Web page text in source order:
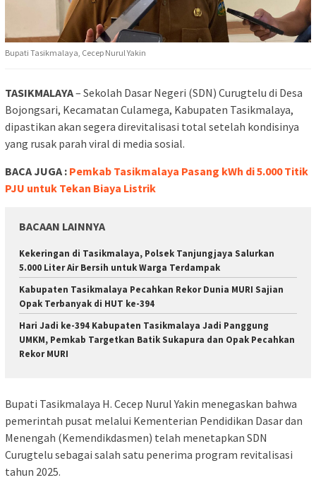
Bupati Tasikmalaya, Cecep Nurul Yakin
TASIKMALAYA– Sekolah Dasar Negeri (SDN) Curugtelu di Desa
Bojongsari, Kecamatan Culamega, Kabupaten Tasikmalaya,
dipastikan akan segera direvitalisasi total setelah kondisinya
yang rusak parah viral di media sosial.
BACA JUGA : Pemkab Tasikmalaya Pasang kWh di 5.000 Titik
PJU untuk Tekan Biaya Listrik
BACAAN LAINNYA
Kekeringan di Tasikmalaya, Polsek Tanjungjaya Salurkan
5.000 Liter Air Bersih untuk Warga Terdampak
Kabupaten Tasikmalaya Pecahkan Rekor Dunia MURI Sajian
Opak Terbanyak di HUT ke-394
Hari Jadi ke-394 Kabupaten Tasikmalaya Jadi Panggung
UMKM, Pemkab Targetkan Batik Sukapura dan Opak Pecahkan
Rekor MURI
Bupati Tasikmalaya H. Cecep Nurul Yakin menegaskan bahwa
pemerintah pusat melalui Kementerian Pendidikan Dasar dan
Menengah (Kemendikdasmen) telah menetapkan SDN
Curugtelu sebagai salah satu penerima program revitalisasi
tahun 2025.